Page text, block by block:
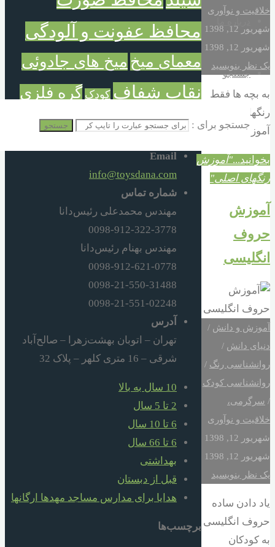
جستجو
جستجو برای : جستجو
خلاقیت و نوآوری
شهریور 12, 1398
شهریور 12, 1398
یک نظر بنویسید
به بچه ها فقط
رنگهای اصلی را
آموزش دهید.
بخوانید..."آموزش
رنگهای اصلی"
آموزش
حروف
انگلیسی
آموزش و دانش /
دنیای دانش /
روانشناسی رنگ /
روانشناسی کودک
/ سرگرمی،
خلاقیت و نوآوری
شهریور 12, 1398
شهریور 12, 1398
یک نظر بنویسید
یاد دادن ساده
حروف انگلیسی
به کودکان
محافظ عفونت و آلودگی
معمای میخ میخ های جادوئی
نقاب شفاف کودک گره فلزی
گره میخ
Email
info@toysdana.com
شماره تماس
مهندس محمدعلی رئیس‌دانا
0098-912-322-3778
مهندس بهنام رئیس‌دانا
0098-912-621-0778
0098-21-550-31488
0098-21-551-02248
آدرس
تهران – اتوبان بهشت‌زهرا – صالح‌آباد
شرقی – 16 متری کلهر – پلاک 32
10 سال به بالا
2 تا 5 سال
6 تا 10 سال
6 تا 66 سال
بهداشتی
قبل از دبستان
هدایا برای مدارس مساجد مهدها ارگانها
برچسب‌ها